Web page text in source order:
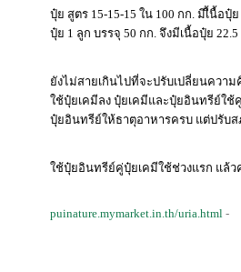
ปุ๋ย สูตร 15-15-15 ใน 100 กก. มีเื้นื้อปุ๋
ปุ๋ย 1 ลูก บรรจุ 50 กก. จึงมีเนื้อปุ๋ย
ยังไม่สายเกินไปที่จะปรับเปลี่ยนควา
ใช้ปุ๋ยเคมีลง ปุ๋ยเคมีและปุ๋ยอินทรีย์ใช้
ปุ๋ยอินทรีย์ให้ธาตุอาหารครบ แต่ปรับ
ใช้ปุ๋ยอินทรีย์คู่ปุ๋ยเคมีใช้ช่วงแรก แล้
puinature.mymarket.in.th/uria.html -